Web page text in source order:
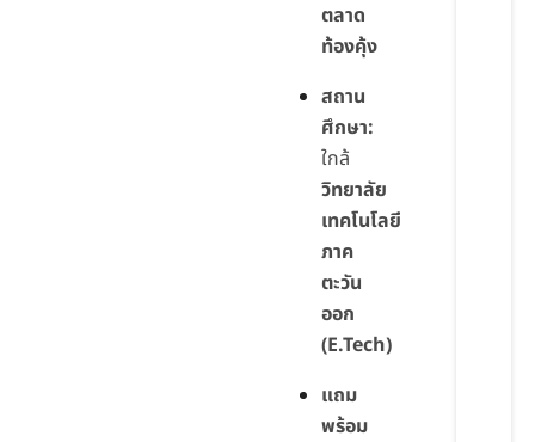
ตลาด
ท้องคุ้ง
สถาน
ศึกษา:
ใกล้
วิทยาลัย
เทคโนโลยี
ภาค
ตะวัน
ออก
(E.Tech)
แถม
พร้อม